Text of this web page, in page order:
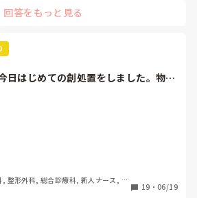
回答をもっと見る
日はじめての創処置をしました。物品
をしました。
鑷子達を捨てました。。
使い捨て、という認識が頭の中にあっ
整形外科, 総合診療科, 新人ナース, 脳
19 ・ 06/19